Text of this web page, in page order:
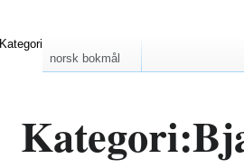
Kategori:
Kategori
norsk bokmål